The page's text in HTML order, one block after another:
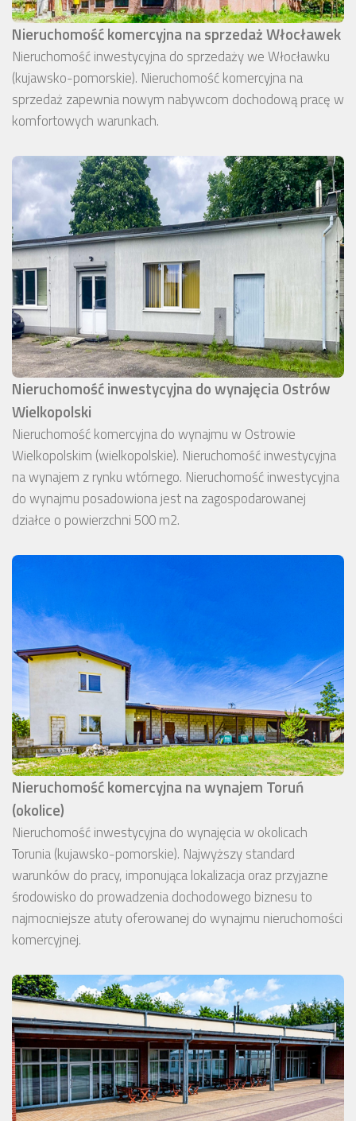
Nieruchomość komercyjna na sprzedaż Włocławek
Nieruchomość inwestycyjna do sprzedaży we Włocławku
(kujawsko-pomorskie). Nieruchomość komercyjna na
sprzedaż zapewnia nowym nabywcom dochodową pracę w
komfortowych warunkach.
Nieruchomość inwestycyjna do wynajęcia Ostrów
Wielkopolski
Nieruchomość komercyjna do wynajmu w Ostrowie
Wielkopolskim (wielkopolskie). Nieruchomość inwestycyjna
na wynajem z rynku wtórnego. Nieruchomość inwestycyjna
do wynajmu posadowiona jest na zagospodarowanej
działce o powierzchni 500 m2.
Nieruchomość komercyjna na wynajem Toruń
(okolice)
Nieruchomość inwestycyjna do wynajęcia w okolicach
Torunia (kujawsko-pomorskie). Najwyższy standard
warunków do pracy, imponująca lokalizacja oraz przyjazne
środowisko do prowadzenia dochodowego biznesu to
najmocniejsze atuty oferowanej do wynajmu nieruchomości
komercyjnej.